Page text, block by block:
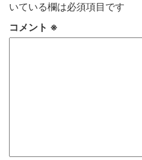
いている欄は必須項目です
コメント ※